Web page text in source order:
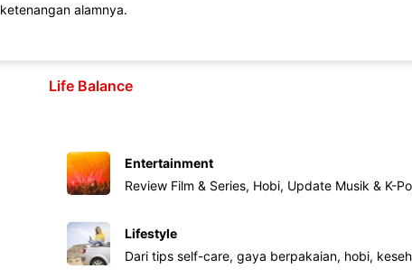
ketenangan alamnya.
Life Balance
Entertainment
Review Film & Series, Hobi, Update Musik & K-
Lifestyle
Dari tips self-care, gaya berpakaian, hobi,